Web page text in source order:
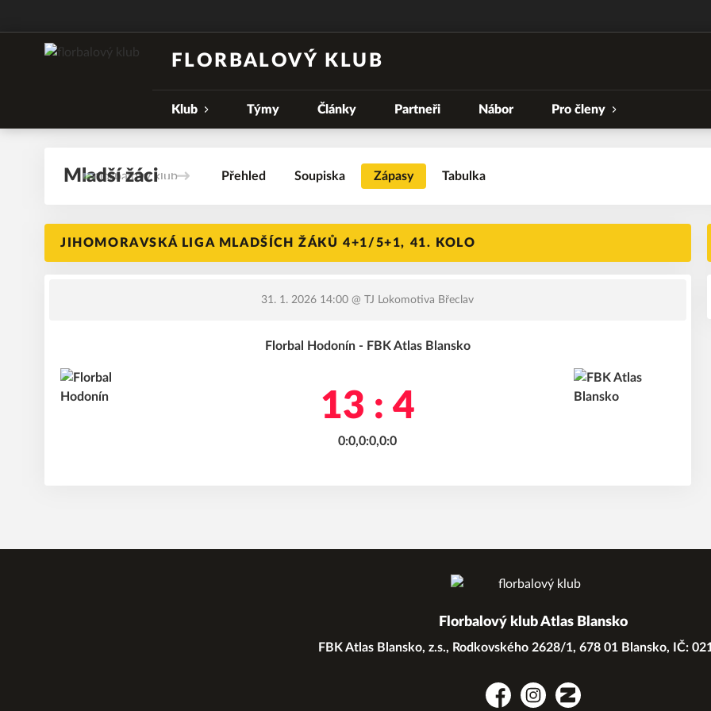
FLORBALOVÝ KLUB
Klub Týmy Články Partneři Nábor Pro členy
Mladší žáci Přehled Soupiska Zápasy Tabulka
JIHOMORAVSKÁ LIGA MLADŠÍCH ŽÁKŮ 4+1/5+1, 41. KOLO
31. 1. 2026 14:00 @ TJ Lokomotiva Břeclav
Florbal Hodonín - FBK Atlas Blansko
13 : 4
0:0,0:0,0:0
Florbalový klub Atlas Blansko
FBK Atlas Blansko, z.s., Rodkovského 2628/1, 678 01 Blansko, IČ:
FacebookInstagramZonerama